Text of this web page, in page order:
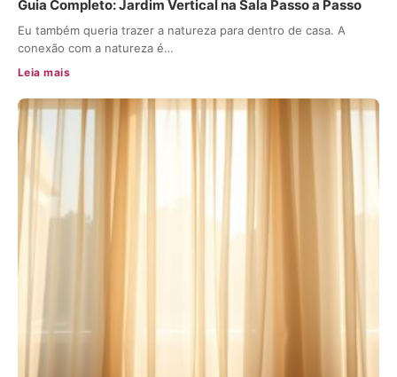
Guia Completo: Jardim Vertical na Sala Passo a Passo
Eu também queria trazer a natureza para dentro de casa. A
conexão com a natureza é…
Leia mais